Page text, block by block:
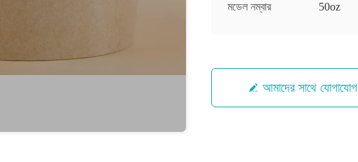
মডেল নম্বার 50oz
আমাদের সাথে যোগাযোগ